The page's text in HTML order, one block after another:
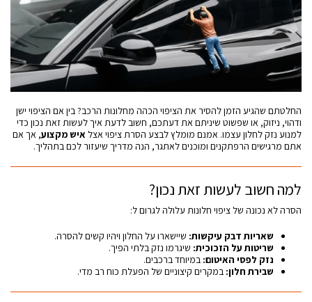
החלטתם שהגיע הזמן להסיר את הציפוי הכהה מחלונות הרכב? בין אם הציפוי ישן
ודהוי, ניזוק, או שפשוט שיניתם את דעתכם, חשוב לדעת איך לעשות זאת נכון כדי
למנוע נזק לחלון עצמו. אמנם מומלץ לבצע הסרת ציפוי אצל איש מקצוע, אך אם
אתם מרגישים הרפתקנים ומוכנים לאתגר, הנה מדריך שיעזור לכם בתהליך.
למה חשוב לעשות זאת נכון?
הסרה לא נכונה של ציפוי חלונות עלולה לגרום ל:
שאריות דבק עיקשות: שיישארו על החלון ויהיו קשים להסרה.
שריטות על הזכוכית: שיגרמו נזק בלתי הפיך.
נזק לפסי האיטום: במיוחד ברכבים.
שבירת חלון: במקרים קיצוניים של הפעלת כוח רב מדי.